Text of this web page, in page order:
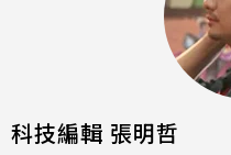
科技編輯 張明哲